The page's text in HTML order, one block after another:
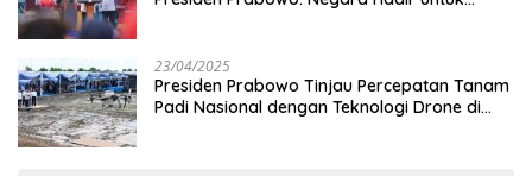
23/04/2025
Presiden Prabowo Tinjau Percepatan Tanam
Padi Nasional dengan Teknologi Drone di